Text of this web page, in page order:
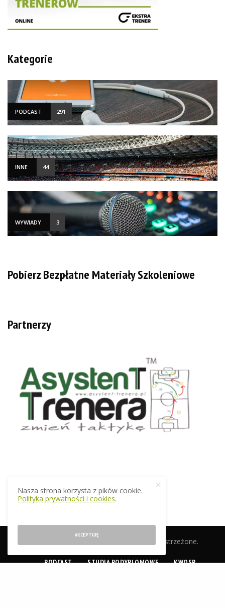
Kategorie
PODCAST 291
INNE 44
WYWIADY 3
Pobierz Bezpłatne Materiały Szkoleniowe
Partnerzy
© 2019 EkstraTrener.pl. Wszelkie prawa zastrzeżone.
PODCAST STUDIA PODYPLOMOWE KWOSP
Nasza strona korzysta z pików cookie.
Polityka prywatności i cookies.
AKCEPTUJĘ